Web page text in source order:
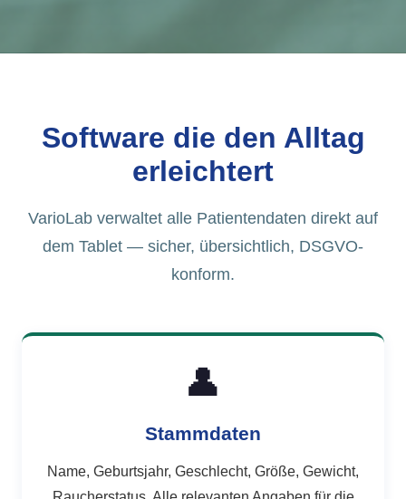
Software die den Alltag
erleichtert
VarioLab verwaltet alle Patientendaten direkt auf
dem Tablet — sicher, übersichtlich, DSGVO-
konform.
👤
Stammdaten
Name, Geburtsjahr, Geschlecht, Größe, Gewicht,